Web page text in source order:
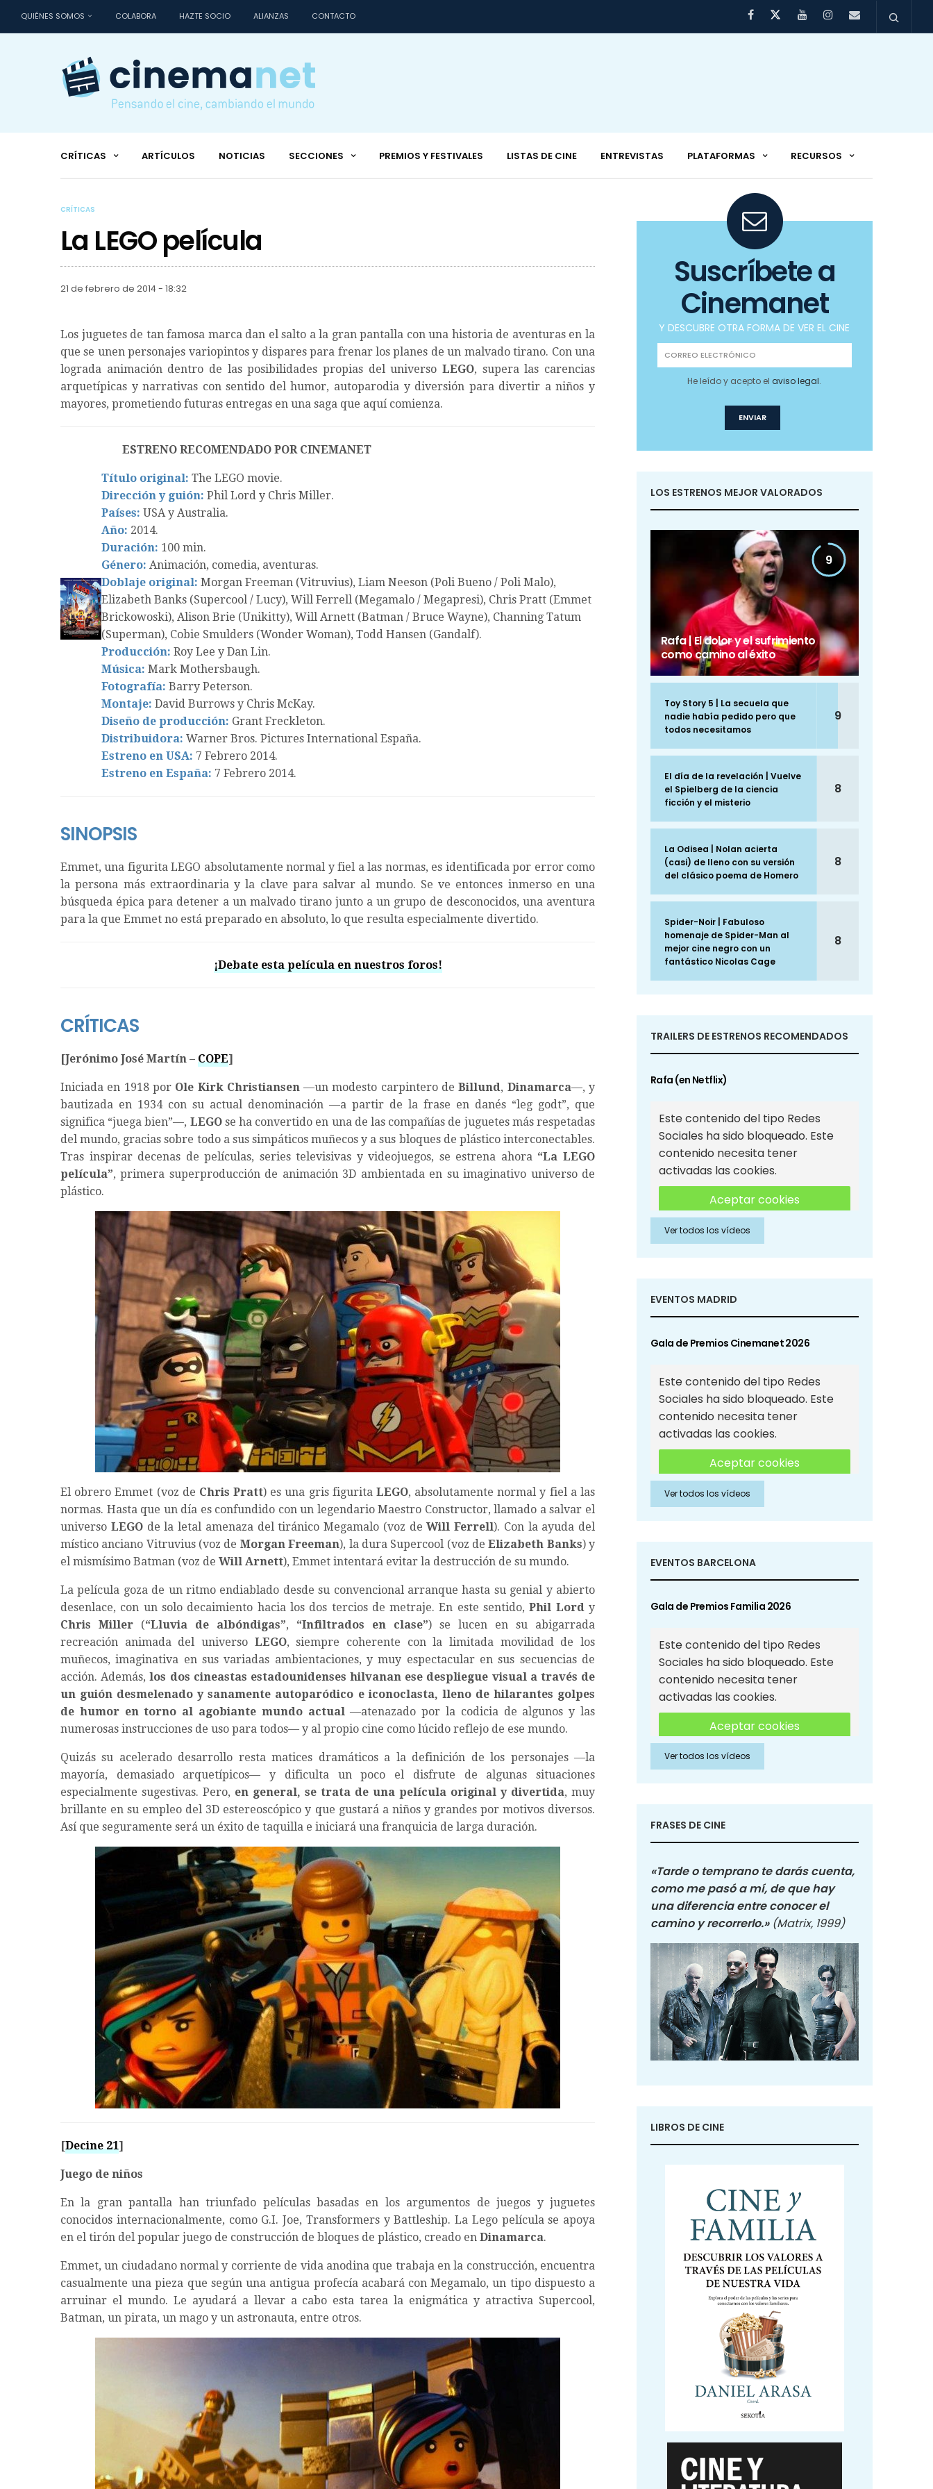
QUIÉNES SOMOS COLABORA HAZTE SOCIO ALIANZAS CONTACTO
CRÍTICAS ARTÍCULOS NOTICIAS SECCIONES PREMIOS Y FESTIVALES LISTAS DE CINE ENTREVISTAS PLATAFORMAS RECURSOS
CRÍTICAS
La LEGO película
21 de febrero de 2014 - 18:32
Los juguetes de tan famosa marca dan el salto a la gran pantalla con una historia de aventuras en la
que se unen personajes variopintos y dispares para frenar los planes de un malvado tirano. Con una
lograda animación dentro de las posibilidades propias del universo LEGO, supera las carencias
arquetípicas y narrativas con sentido del humor, autoparodia y diversión para divertir a niños y
mayores, prometiendo futuras entregas en una saga que aquí comienza.
ESTRENO RECOMENDADO POR CINEMANET
Título original: The LEGO movie.
Dirección y guión: Phil Lord y Chris Miller.
Países: USA y Australia.
Año: 2014.
Duración: 100 min.
Género: Animación, comedia, aventuras.
Doblaje original: Morgan Freeman (Vitruvius), Liam Neeson (Poli Bueno / Poli Malo),
Elizabeth Banks (Supercool / Lucy), Will Ferrell (Megamalo / Megapresi), Chris Pratt (Emmet
Brickowoski), Alison Brie (Unikitty), Will Arnett (Batman / Bruce Wayne), Channing Tatum
(Superman), Cobie Smulders (Wonder Woman), Todd Hansen (Gandalf).
Producción: Roy Lee y Dan Lin.
Música: Mark Mothersbaugh.
Fotografía: Barry Peterson.
Montaje: David Burrows y Chris McKay.
Diseño de producción: Grant Freckleton.
Distribuidora: Warner Bros. Pictures International España.
Estreno en USA: 7 Febrero 2014.
Estreno en España: 7 Febrero 2014.
SINOPSIS
Emmet, una figurita LEGO absolutamente normal y fiel a las normas, es identificada por error como
la persona más extraordinaria y la clave para salvar al mundo. Se ve entonces inmerso en una
búsqueda épica para detener a un malvado tirano junto a un grupo de desconocidos, una aventura
para la que Emmet no está preparado en absoluto, lo que resulta especialmente divertido.
¡Debate esta película en nuestros foros!
CRÍTICAS
[Jerónimo José Martín – COPE]
Iniciada en 1918 por Ole Kirk Christiansen—un modesto carpintero deBillund, Dinamarca—, y
bautizada en 1934 con su actual denominación —a partir de la frase en danés “leg godt”, que
significa “juega bien”—, LEGOse ha convertido en una de las compañías de juguetes más respetadas
del mundo, gracias sobre todo a sus simpáticos muñecos y a sus bloques de plástico interconectables.
Tras inspirar decenas de películas, series televisivas y videojuegos, se estrena ahora “La LEGO
película”, primera superproducción de animación 3D ambientada en su imaginativo universo de
plástico.
El obrero Emmet (voz de Chris Pratt) es una gris figurita LEGO, absolutamente normal y fiel a las
normas. Hasta que un día es confundido con un legendario Maestro Constructor, llamado a salvar el
universo LEGOde la letal amenaza del tiránico Megamalo (voz deWill Ferrell). Con la ayuda del
místico anciano Vitruvius (voz de Morgan Freeman), la dura Supercool (voz deElizabeth Banks) y
el mismísimo Batman (voz de Will Arnett), Emmet intentará evitar la destrucción de su mundo.
La película goza de un ritmo endiablado desde su convencional arranque hasta su genial y abierto
desenlace, con un solo decaimiento hacia los dos tercios de metraje. En este sentido,Phil Lordy
Chris Miller (“Lluvia de albóndigas”, “Infiltrados en clase”) se lucen en su abigarrada
recreación animada del universo LEGO, siempre coherente con la limitada movilidad de los
muñecos, imaginativa en sus variadas ambientaciones, y muy espectacular en sus secuencias de
acción. Además,los dos cineastas estadounidenses hilvanan ese despliegue visual a través de
un guión desmelenado y sanamente autoparódico e iconoclasta, lleno de hilarantes golpes
de humor en torno al agobiante mundo actual—atenazado por la codicia de algunos y las
numerosas instrucciones de uso para todos— y al propio cine como lúcido reflejo de ese mundo.
Quizás su acelerado desarrollo resta matices dramáticos a la definición de los personajes —la
mayoría, demasiado arquetípicos— y dificulta un poco el disfrute de algunas situaciones
especialmente sugestivas. Pero, en general, se trata de una película original y divertida, muy
brillante en su empleo del 3D estereoscópico y que gustará a niños y grandes por motivos diversos.
Así que seguramente será un éxito de taquilla e iniciará una franquicia de larga duración.
[Decine 21]
Juego de niños
En la gran pantalla han triunfado películas basadas en los argumentos de juegos y juguetes
conocidos internacionalmente, como G.I. Joe, Transformers y Battleship. La Lego película se apoya
en el tirón del popular juego de construcción de bloques de plástico, creado en Dinamarca.
Emmet, un ciudadano normal y corriente de vida anodina que trabaja en la construcción, encuentra
casualmente una pieza que según una antigua profecía acabará con Megamalo, un tipo dispuesto a
arruinar el mundo. Le ayudará a llevar a cabo esta tarea la enigmática y atractiva Supercool,
Batman, un pirata, un mago y un astronauta, entre otros.
Suscríbete a
Cinemanet
Y DESCUBRE OTRA FORMA DE VER EL CINE
He leído y acepto elaviso legal.
LOS ESTRENOS MEJOR VALORADOS
9
Rafa | El dolor y el sufrimiento
como camino al éxito
Toy Story 5 | La secuela que
nadie había pedido pero que
todos necesitamos
9
El día de la revelación | Vuelve
el Spielberg de la ciencia
ficción y el misterio
8
La Odisea | Nolan acierta
(casi) de lleno con su versión
del clásico poema de Homero
8
Spider-Noir | Fabuloso
homenaje de Spider-Man al
mejor cine negro con un
fantástico Nicolas Cage
8
TRAILERS DE ESTRENOS RECOMENDADOS
Rafa (en Netflix)
Este contenido del tipo Redes
Sociales ha sido bloqueado. Este
contenido necesita tener
activadas las cookies.
Aceptar cookies
Aceptar cookies de Redes
Sociales
Ver todos los vídeos
EVENTOS MADRID
Gala de Premios Cinemanet 2026
Este contenido del tipo Redes
Sociales ha sido bloqueado. Este
contenido necesita tener
activadas las cookies.
Aceptar cookies
Aceptar cookies de Redes
Sociales
Ver todos los vídeos
EVENTOS BARCELONA
Gala de Premios Familia 2026
Este contenido del tipo Redes
Sociales ha sido bloqueado. Este
contenido necesita tener
activadas las cookies.
Aceptar cookies
Aceptar cookies de Redes
Sociales
Ver todos los vídeos
FRASES DE CINE
«Tarde o temprano te darás cuenta,
como me pasó a mí, de que hay
una diferencia entre conocer el
camino y recorrerlo.» (Matrix, 1999)
LIBROS DE CINE